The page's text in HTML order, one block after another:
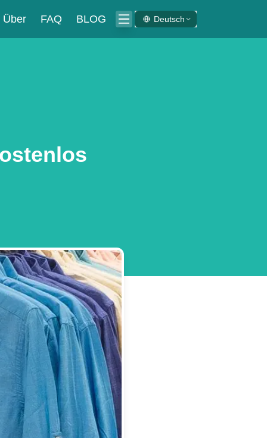
Über FAQ BLOG Deutsch